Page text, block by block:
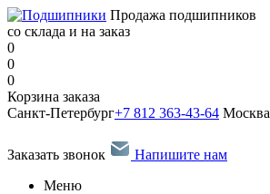
Продажа подшипников
со склада и на заказ
0
0
0
Корзина заказа
Санкт-Петербург+7 812 363-43-64 Москва
Заказать звонок
Напишите нам
Меню